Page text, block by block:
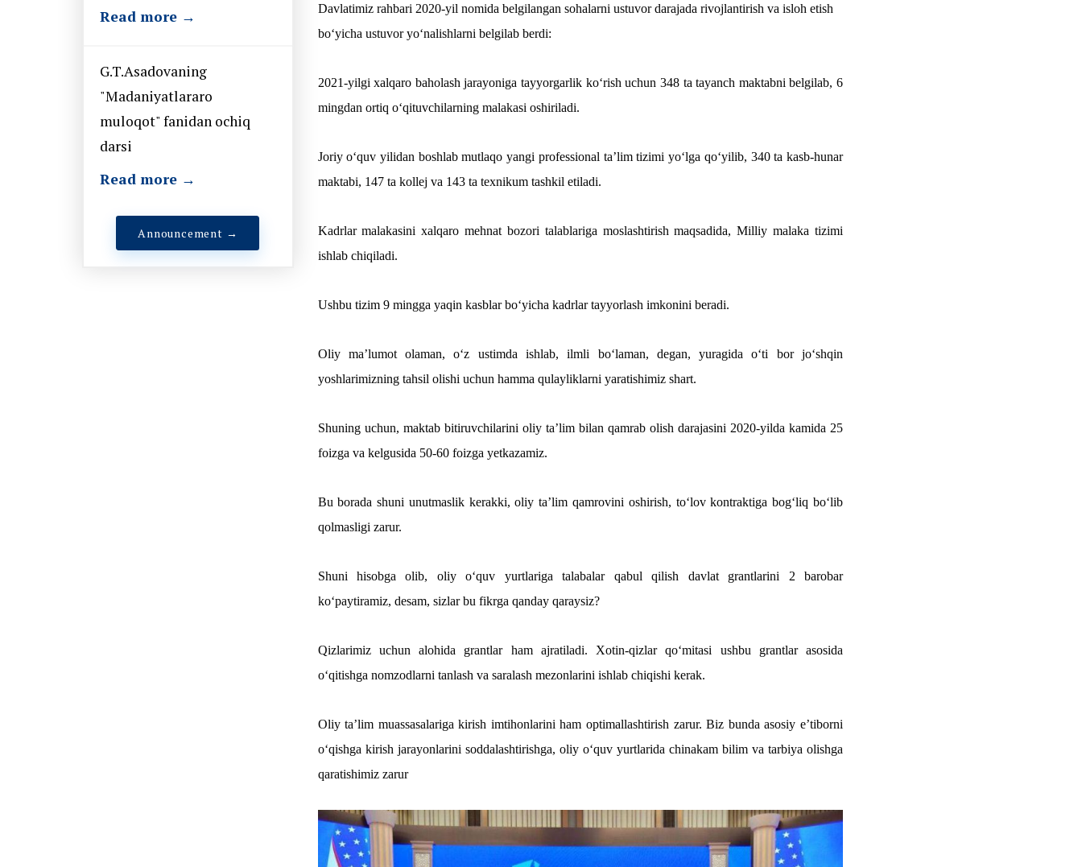
Davlatimiz rahbari 2020-yil nomida belgilangan sohalarni ustuvor darajada rivojlantirish va isloh etish
bo‘yicha ustuvor yo‘nalishlarni belgilab berdi:
2021-yilgi xalqaro baholash jarayoniga tayyorgarlik ko‘rish uchun 348 ta tayanch maktabni belgilab, 6
mingdan ortiq o‘qituvchilarning malakasi oshiriladi.
Joriy o‘quv yilidan boshlab mutlaqo yangi professional ta’lim tizimi yo‘lga qo‘yilib, 340 ta kasb-hunar
maktabi, 147 ta kollej va 143 ta texnikum tashkil etiladi.
Kadrlar malakasini xalqaro mehnat bozori talablariga moslashtirish maqsadida, Milliy malaka tizimi
ishlab chiqiladi.
Ushbu tizim 9 mingga yaqin kasblar bo‘yicha kadrlar tayyorlash imkonini beradi.
Oliy ma’lumot olaman, o‘z ustimda ishlab, ilmli bo‘laman, degan, yuragida o‘ti bor jo‘shqin
yoshlarimizning tahsil olishi uchun hamma qulayliklarni yaratishimiz shart.
Shuning uchun, maktab bitiruvchilarini oliy ta’lim bilan qamrab olish darajasini 2020-yilda kamida 25
foizga va kelgusida 50-60 foizga yetkazamiz.
Bu borada shuni unutmaslik kerakki, oliy ta’lim qamrovini oshirish, to‘lov kontraktiga bog‘liq bo‘lib
qolmasligi zarur.
Shuni hisobga olib, oliy o‘quv yurtlariga talabalar qabul qilish davlat grantlarini 2 barobar
ko‘paytiramiz, desam, sizlar bu fikrga qanday qaraysiz?
Qizlarimiz uchun alohida grantlar ham ajratiladi. Xotin-qizlar qo‘mitasi ushbu grantlar asosida
o‘qitishga nomzodlarni tanlash va saralash mezonlarini ishlab chiqishi kerak.
Oliy ta’lim muassasalariga kirish imtihonlarini ham optimallashtirish zarur. Biz bunda asosiy e’tiborni
o‘qishga kirish jarayonlarini soddalashtirishga, oliy o‘quv yurtlarida chinakam bilim va tarbiya olishga
qaratishimiz zarur
Read more →
G.T.Asadovaning
"Madaniyatlararo
muloqot" fanidan ochiq
darsi
Read more →
Announcement →